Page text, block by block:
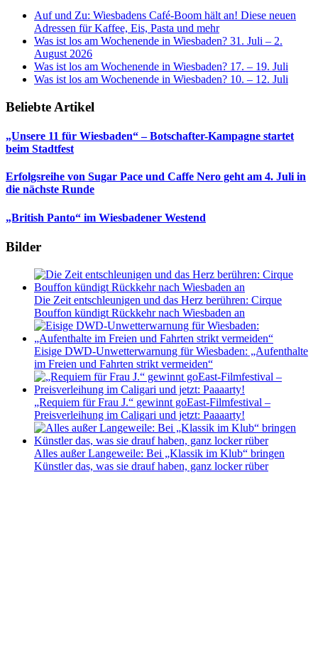
Auf und Zu: Wiesbadens Café-Boom hält an! Diese neuen
Adressen für Kaffee, Eis, Pasta und mehr
Was ist los am Wochenende in Wiesbaden? 31. Juli – 2.
August 2026
Was ist los am Wochenende in Wiesbaden? 17. – 19. Juli
Was ist los am Wochenende in Wiesbaden? 10. – 12. Juli
Beliebte Artikel
„Unsere 11 für Wiesbaden“ – Botschafter-Kampagne startet
beim Stadtfest
Erfolgsreihe von Sugar Pace und Caffe Nero geht am 4. Juli in
die nächste Runde
„British Panto“ im Wiesbadener Westend
Bilder
Die Zeit entschleunigen und das Herz berühren: Cirque
Bouffon kündigt Rückkehr nach Wiesbaden an
Eisige DWD-Unwetterwarnung für Wiesbaden: „Aufenthalte
im Freien und Fahrten strikt vermeiden“
„Requiem für Frau J.“ gewinnt goEast-Filmfestival –
Preisverleihung im Caligari und jetzt: Paaaarty!
Alles außer Langeweile: Bei „Klassik im Klub“ bringen
Künstler das, was sie drauf haben, ganz locker rüber